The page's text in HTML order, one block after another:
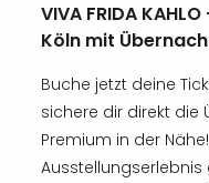
VIVA FRIDA
Köln mit
Buche jetzt deine
sichere dir direkt die
Premium in der